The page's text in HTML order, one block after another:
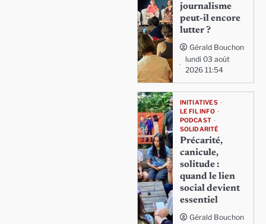
journalisme
peut-il encore
lutter ?
Gérald Bouchon
lundi 03 août
2026 11:54
INITIATIVES
LE FIL INFO
PODCAST
SOLIDARITÉ
Précarité,
canicule,
solitude :
quand le lien
social devient
essentiel
Gérald Bouchon